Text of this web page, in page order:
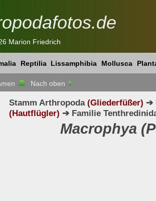
Marion Friedrich
Reptilia Lissamphibia Mollusca
Nach oben
Stamm Arthropoda (Gliederfüßer) ➔
(Hautflügler) ➔ Familie
Macrophya